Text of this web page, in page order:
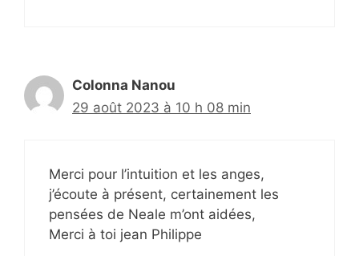
Colonna Nanou
29 août 2023 à 10 h 08 min
Merci pour l’intuition et les anges,
j’écoute à présent, certainement les
pensées de Neale m’ont aidées,
Merci à toi jean Philippe